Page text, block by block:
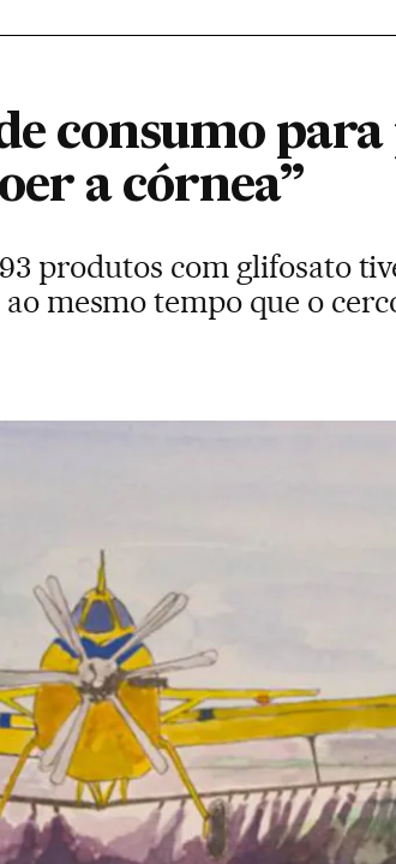
consumo
a córnea”
produtos com glifosato
mesmo tempo que o